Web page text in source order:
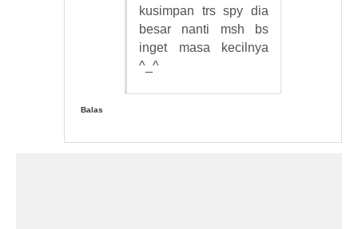
kusimpan trs spy dia
besar nanti msh bs
inget masa kecilnya
^_^
Balas